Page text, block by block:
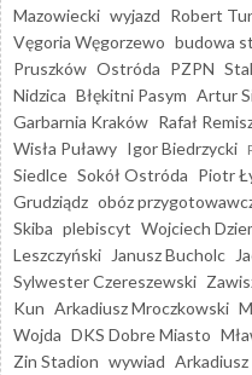
Mazowiecki wyjazd Robert
Vęgoria Węgorzewo budowa
Pruszków Ostróda PZPN
Nidzica Błękitni Pasym Artur
Garbarnia Kraków Rafał
Wisła Puławy Igor Biedrzycki
Siedlce Sokół Ostróda Piotr
Grudziądz obóz
Skiba plebiscyt Wojciech
Leszczyński
Janusz Bucholc
Sylwester Czereszewski
Kun Arkadiusz Mroczkowski
Wojda DKS Dobre Miasto
Zin Stadion wywiad